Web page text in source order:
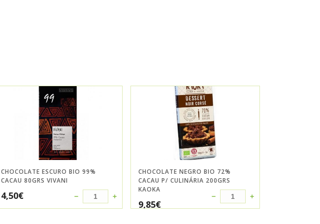
CHOCOLATE ESCURO BIO 99%
CACAU 80GRS VIVANI
4,50€
CHOCOLATE NEGRO BIO 72%
CACAU P/ CULINÁRIA 200GRS
KAOKA
9,85€